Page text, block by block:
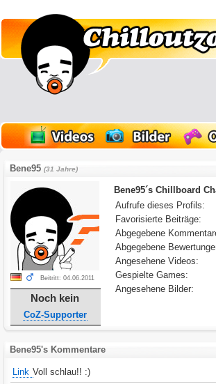
Bene95(31 Jahre)
Beitritt: 04.06.2011
Noch kein
CoZ-Supporter
Bene95´s Chillboard
Aufrufe dieses Profils:
Favorisierte Beiträge:
Abgegebene
Abgegebene
Angesehene Videos:
Gespielte Games:
Angesehene Bilder:
Bene95's Kommentare
Link Voll schlau!! :)